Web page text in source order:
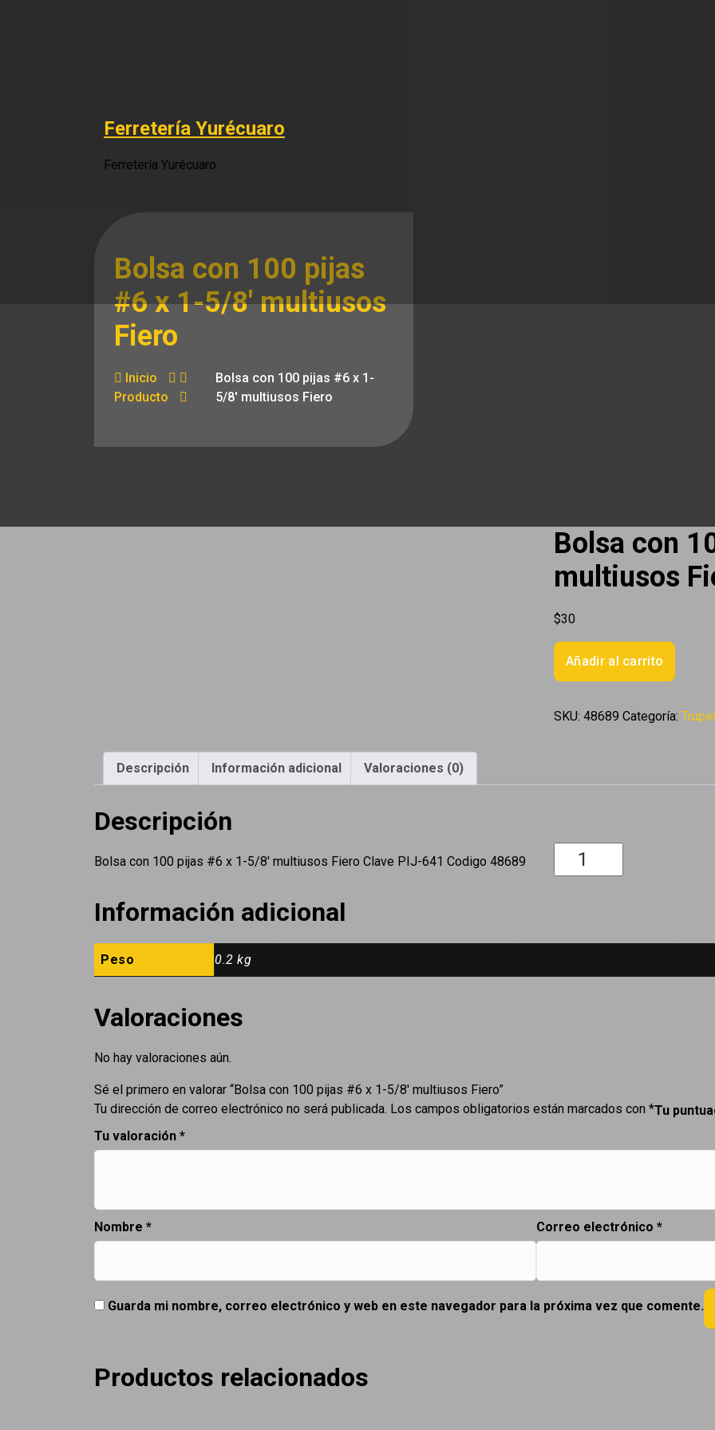
Ferretería Yurécuaro
Ferretería Yurécuaro
Bolsa con 100 pijas
#6 x 1-5/8′ multiusos
Fiero
Inicio
Producto
Bolsa con 100 pijas #6 x 1-
5/8′ multiusos Fiero
Bolsa con
multiusos
$30
Bolsa
con
pijas
5/8'
cantidad
Añadir al carrito
SKU:48689 Categoría:
Descripción Información adicional Valoraciones (0)
Descripción
Bolsa con 100 pijas #6 x 1-5/8′ multiusos Fiero Clave PIJ-641 Codigo 48689
Información adicional
Peso 0.2 kg
Valoraciones
No hay valoraciones aún.
Sé el primero en valorar “Bolsa con 100 pijas #6 x 1-5/8′ multiusos Fiero”
Tu dirección de correo electrónico no será publicada. Los campos obligatorios están marcados con *Tu
Tu valoración *
Nombre * Correo electrónico *
Guarda mi nombre, correo electrónico y web en este navegador para la próxima vez que comente.
Productos relacionados